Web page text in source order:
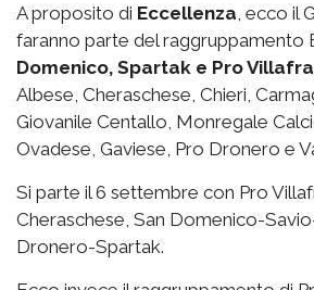
A proposito di Eccellenza , ecco il
faranno parte del raggruppamento
Domenico, Spartak e Pro
Albese, Cheraschese, Chieri,
Giovanile Centallo, Monregale
Ovadese, Gaviese, Pro Dronero e
Si parte il 6 settembre con Pro
Cheraschese, San Domenico-
Dronero-Spartak.